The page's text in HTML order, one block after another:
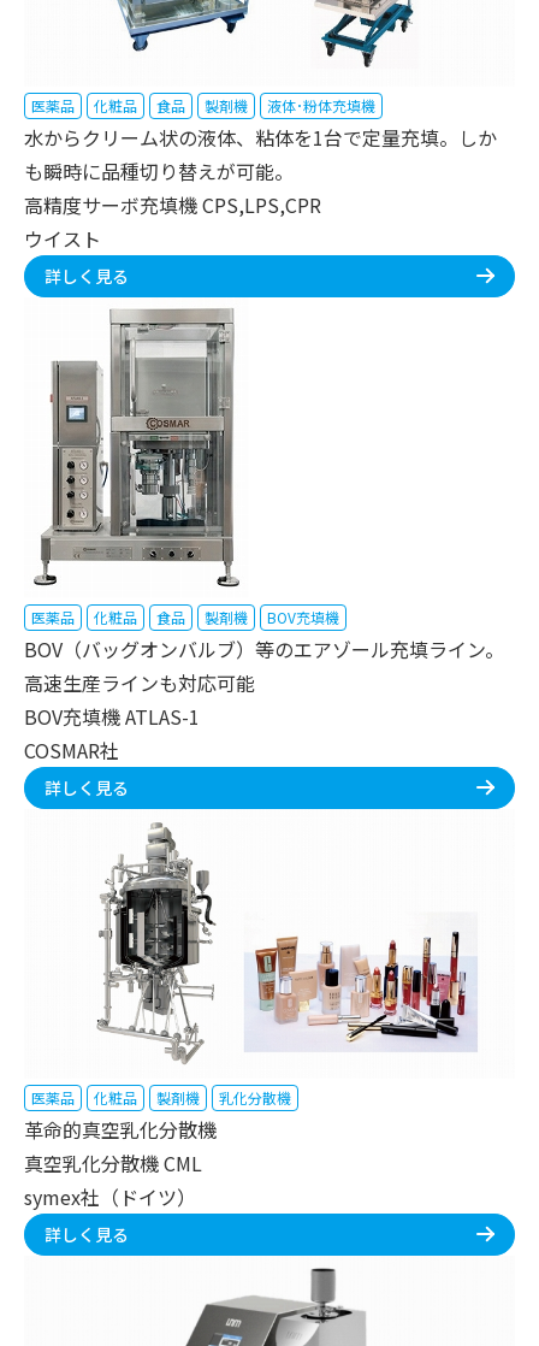
医薬品 化粧品 食品 製剤機 液体･粉体充填機
水からクリーム状の液体、粘体を1台で定量充填。しか
も瞬時に品種切り替えが可能。
高精度サーボ充填機 CPS,LPS,CPR
ウイスト
詳しく見る
医薬品 化粧品 食品 製剤機 BOV充填機
BOV（バッグオンバルブ）等のエアゾール充填ライン。
高速生産ラインも対応可能
BOV充填機 ATLAS-1
COSMAR社
詳しく見る
医薬品 化粧品 製剤機 乳化分散機
革命的真空乳化分散機
真空乳化分散機 CML
symex社（ドイツ）
詳しく見る